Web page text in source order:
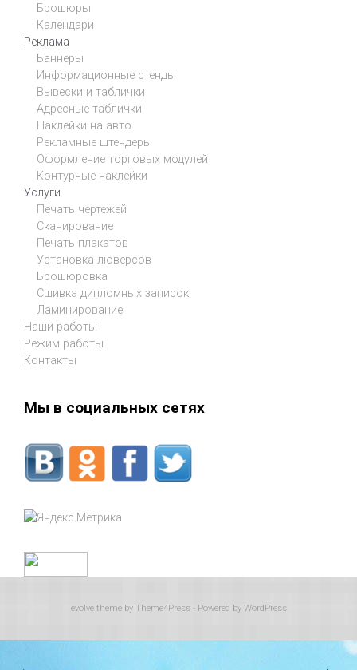
Брошюры
Календари
Реклама
Баннеры
Информационные стенды
Вывески и таблички
Адресные таблички
Наклейки на авто
Рекламные штендеры
Оформление торговых модулей
Контурные наклейки
Услуги
Печать чертежей
Сканирование
Печать плакатов
Установка люверсов
Брошюровка
Сшивка дипломных записок
Ламинирование
Наши работы
Режим работы
Контакты
Мы в социальных сетях
evolvetheme by Theme4Press - Powered by WordPress